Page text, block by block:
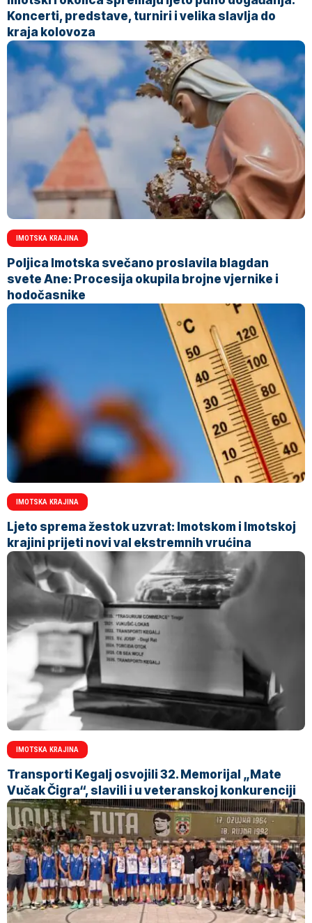
Koncerti, predstave, turniri i velika slavlja do
kraja kolovoza
IMOTSKA KRAJINA
Poljica Imotska svečano proslavila blagdan
svete Ane: Procesija okupila brojne vjernike i
hodočasnike
IMOTSKA KRAJINA
Ljeto sprema žestok uzvrat: Imotskom i Imotskoj
krajini prijeti novi val ekstremnih vrućina
IMOTSKA KRAJINA
Transporti Kegalj osvojili 32. Memorijal „Mate
Vučak Čigra“, slavili i u veteranskoj konkurenciji